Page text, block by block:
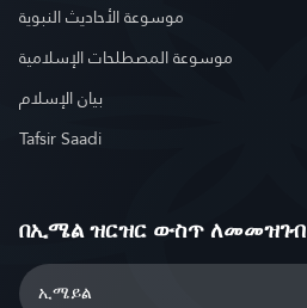
موسوعة الأحاديث النبوية
موسوعة المصطلحات الإسلامية
بيان الإسلام
Tafsir Saadi
በኢሜል ዝርዝር ውስጥ ለመመዝገብ